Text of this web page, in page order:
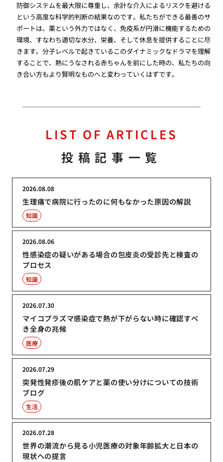
防御システムを最大限に尊重し、余計な介入によるリスクを避ける
という高度な科学的判断の結果なのです。私たちができる最善のサ
ポートは、薬という外力ではなく、免疫系が円滑に機能するための
環境、すなわち適切な水分、栄養、そして休息を提供することに尽
きます。分子レベルで起きているこのダイナミックなドラマを理解
することで、熱にうなされる赤ちゃんを前にした時の、私たちの向
き合い方もより賢明なものへと変わっていくはずです。
LIST OF ARTICLES
投稿記事一覧
生理痛で病院に行ったのに何もなかった原因の解説
2026.08.08
知識
性感染症の疑いがある場合の包皮炎の受診先と検査の
プロセス
2026.08.06
知識
マイコプラズマ感染症で熱が下がらない時に確認すべ
き全身の兆候
2026.07.30
医療
突発性発疹後の肌ケアと薬の使い分けについての技術
ブログ
2026.07.29
生活
世界の潮流から見る小児医療の対象年齢拡大と日本の
現状への提言
2026.07.28